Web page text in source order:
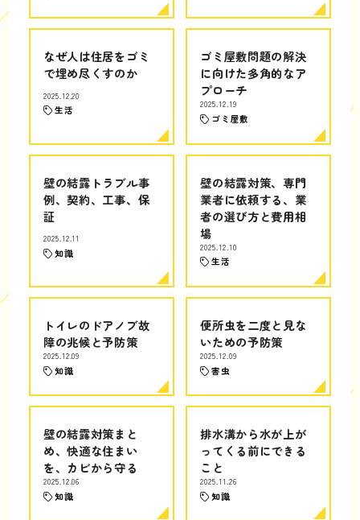
なぜ人は住居をゴミ
で埋め尽くすのか
2025.12.20
生活
ゴミ屋敷問題の解決
に向けた多角的なア
プローチ
2025.12.19
ゴミ屋敷
壁の結露トラブル事
例、契約、工事、保
証
2025.12.11
知識
壁の結露対策、専門
業者に依頼する、業
者の選び方と費用相
場
2025.12.10
生活
トイレのドアノブ故
障の兆候と予防策
2025.12.09
知識
便所虫を二度と見な
いための予防策
2025.12.09
害虫
壁の結露対策まと
め、快適な住まい
を、カビから守る
2025.12.06
知識
排水溝から水が上が
ってくる前にできる
こと
2025.11.26
知識